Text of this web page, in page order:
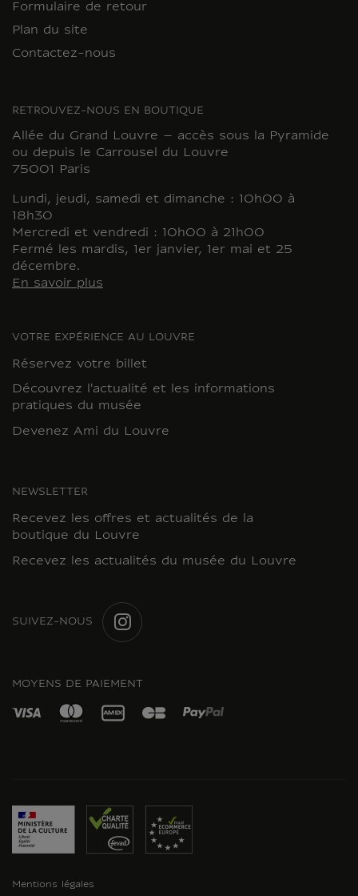
Formulaire de retour
Plan du site
Contactez-nous
RETROUVEZ-NOUS EN BOUTIQUE
Allée du Grand Louvre – accès sous la Pyramide
ou depuis le Carrousel du Louvre
75001 Paris
Lundi, jeudi, samedi et dimanche : 10h00 à
18h30
Mercredi et vendredi : 10h00 à 21h00
Fermé les mardis, 1er janvier, 1er mai et 25
décembre.
En savoir plus
VOTRE EXPÉRIENCE AU LOUVRE
Réservez votre billet
Découvrez l'actualité et les informations
pratiques du musée
Devenez Ami du Louvre
NEWSLETTER
Recevez les offres et actualités de la
boutique du Louvre
Recevez les actualités du musée du Louvre
SUIVEZ-NOUS
MOYENS DE PAIEMENT
Mentions légales